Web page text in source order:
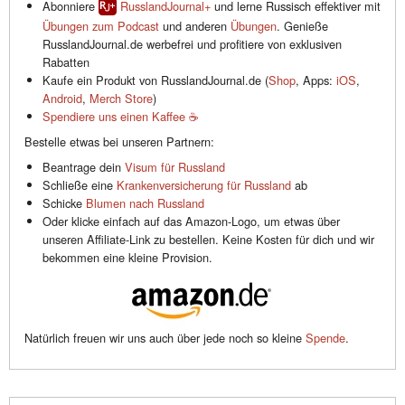
Abonniere RusslandJournal+ und lerne Russisch effektiver mit
Übungen zum Podcast und anderen Übungen. Genieße
RusslandJournal.de werbefrei und profitiere von exklusiven
Rabatten
Kaufe ein Produkt von RusslandJournal.de (Shop, Apps: iOS,
Android, Merch Store)
Spendiere uns einen Kaffee ☕️
Bestelle etwas bei unseren Partnern:
Beantrage dein Visum für Russland
Schließe eine Krankenversicherung für Russland ab
Schicke Blumen nach Russland
Oder klicke einfach auf das Amazon-Logo, um etwas über
unseren Affiliate-Link zu bestellen. Keine Kosten für dich und wir
bekommen eine kleine Provision.
Natürlich freuen wir uns auch über jede noch so kleine Spende.